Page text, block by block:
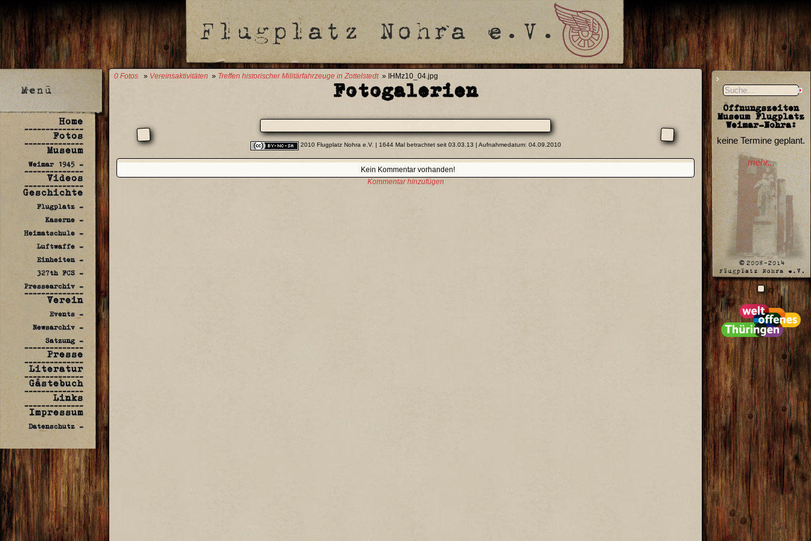
Home
--------------
Fotos
--------------
Museum
Weimar 1945 -
--------------
Videos
--------------
Geschichte
Flugplatz -
Kaserne -
Heimatschule -
Luftwaffe -
Einheiten -
327th FCS -
Pressearchiv -
--------------
Verein
Events -
Newsarchiv -
Satzung -
--------------
Presse
--------------
Literatur
--------------
Gästebuch
--------------
Links
--------------
Impressum
Datenschutz -
Öffnungszeiten
Museum Flugplatz
Weimar-Nohra:
keine Termine geplant.
mehr...
0 Fotos » Vereinsaktivitäten » Treffen historischer Militärfahrzeuge in Zottelstedt» IHMz10_04.jpg
Fotogalerien
2010 Flugplatz Nohra e.V. | 1644 Mal betrachtet seit 03.03.13 | Aufnahmedatum: 04.09.2010
Kein Kommentar vorhanden!
Kommentar hinzufügen